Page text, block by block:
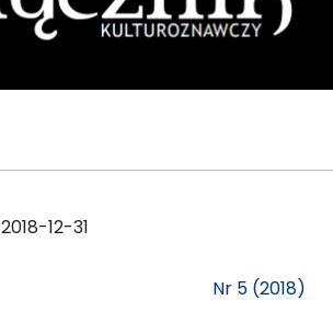
2018-12-31
Nr 5 (2018)